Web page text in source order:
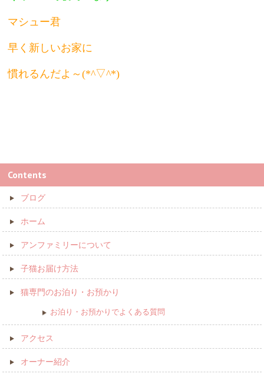
マシュー君
早く新しいお家に
慣れるんだよ～(*^▽^*)
Contents
ブログ
ホーム
アンファミリーについて
子猫お届け方法
猫専門のお泊り・お預かり
お泊り・お預かりでよくある質問
アクセス
オーナー紹介